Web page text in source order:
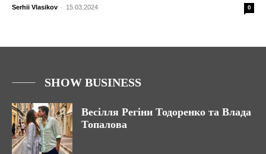
Serhii Vlasikov - 15.03.2024 0
SHOW BUSINESS
Весілля Регіни Тодоренко та Влада
Топалова